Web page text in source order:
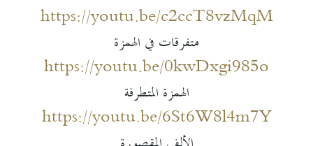
https://youtu.be/c2ccT8vzMqM
متفرقات في الهمزة
https://youtu.be/0kwDxgi985o
الهمزة المتطرفة
https://youtu.be/6St6W8l4m7Y